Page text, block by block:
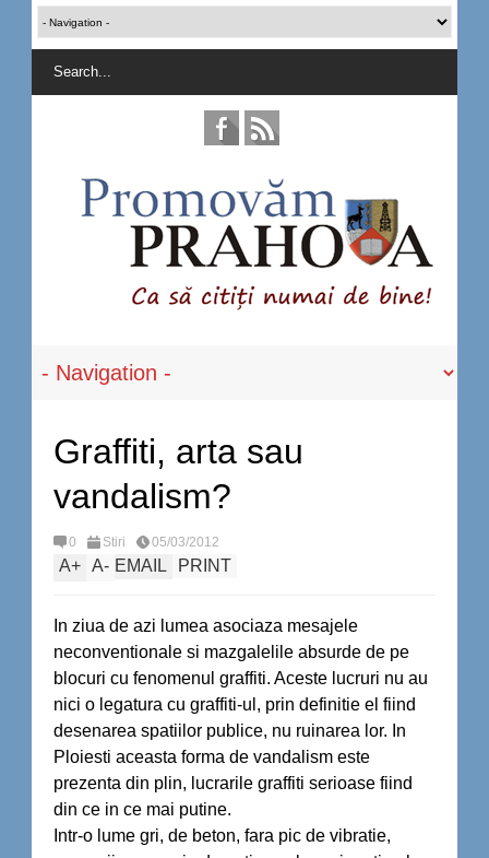
Graffiti, arta sau
vandalism?
0 Stiri 05/03/2012
A+ A- EMAIL PRINT
In ziua de azi lumea asociaza mesajele
neconventionale si mazgalelile absurde de pe
blocuri cu fenomenul graffiti. Aceste lucruri nu au
nici o legatura cu graffiti-ul, prin definitie el fiind
desenarea spatiilor publice, nu ruinarea lor. In
Ploiesti aceasta forma de vandalism este
prezenta din plin, lucrarile graffiti serioase fiind
din ce in ce mai putine.
Intr-o lume gri, de beton, fara pic de vibratie,